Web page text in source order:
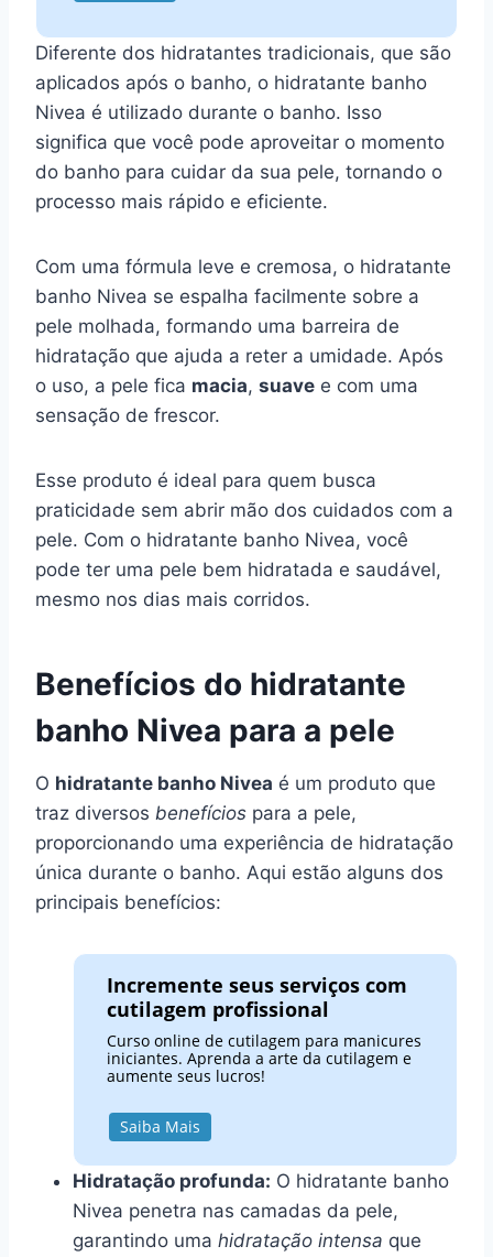
Diferente dos hidratantes tradicionais, que são
aplicados após o banho, o hidratante banho
Nivea é utilizado durante o banho. Isso
significa que você pode aproveitar o momento
do banho para cuidar da sua pele, tornando o
processo mais rápido e eficiente.
Com uma fórmula leve e cremosa, o hidratante
banho Nivea se espalha facilmente sobre a
pele molhada, formando uma barreira de
hidratação que ajuda a reter a umidade. Após
o uso, a pele fica macia, suave e com uma
sensação de frescor.
Esse produto é ideal para quem busca
praticidade sem abrir mão dos cuidados com a
pele. Com o hidratante banho Nivea, você
pode ter uma pele bem hidratada e saudável,
mesmo nos dias mais corridos.
Benefícios do hidratante
banho Nivea para a pele
O hidratante banho Nivea é um produto que
traz diversos benefícios para a pele,
proporcionando uma experiência de hidratação
única durante o banho. Aqui estão alguns dos
principais benefícios:
Incremente seus serviços com
cutilagem profissional
Curso online de cutilagem para manicures
iniciantes. Aprenda a arte da cutilagem e
aumente seus lucros!
Saiba Mais
Hidratação profunda: O hidratante banho
Nivea penetra nas camadas da pele,
garantindo uma hidratação intensa que